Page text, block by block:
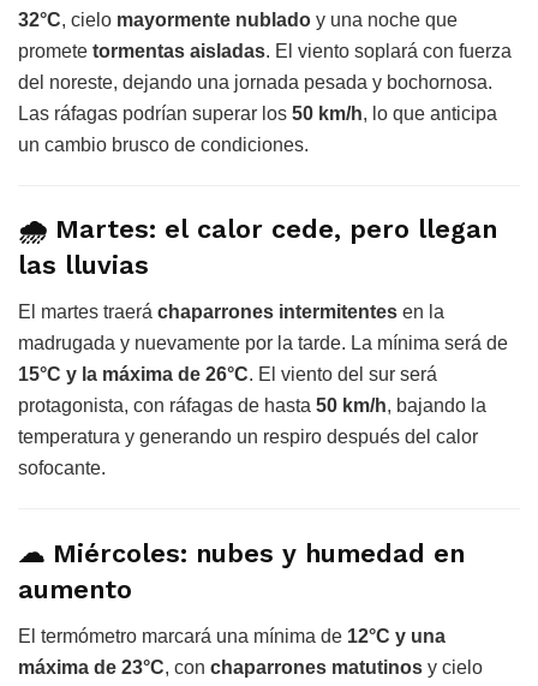
32°C, cielo mayormente nublado y una noche que
promete tormentas aisladas. El viento soplará con fuerza
del noreste, dejando una jornada pesada y bochornosa.
Las ráfagas podrían superar los 50 km/h, lo que anticipa
un cambio brusco de condiciones.
🌧 Martes: el calor cede, pero llegan
las lluvias
El martes traerá chaparrones intermitentes en la
madrugada y nuevamente por la tarde. La mínima será de
15°C y la máxima de 26°C. El viento del sur será
protagonista, con ráfagas de hasta 50 km/h, bajando la
temperatura y generando un respiro después del calor
sofocante.
☁ Miércoles: nubes y humedad en
aumento
El termómetro marcará una mínima de 12°C y una
máxima de 23°C, con chaparrones matutinos y cielo